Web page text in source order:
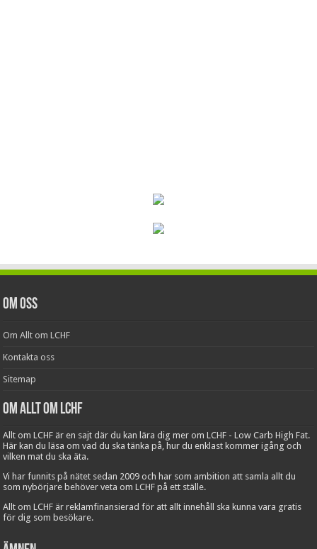
Om oss
Om Allt om LCHF
Kontakta oss
Sitemap
Om Allt om LCHF
Allt om LCHF är en sajt där du kan lära dig mer om LCHF - Low Carb High Fat.
Här kan du läsa om vad du ska tänka på, hur du enklast kommer igång och
vilken mat du ska äta.
Vi har funnits på nätet sedan 2009 och har som ambition att samla allt du
som nybörjare behöver veta om LCHF på ett ställe.
Allt om LCHF är reklamfinansierad för att allt innehåll ska kunna vara gratis
för dig som besökare.